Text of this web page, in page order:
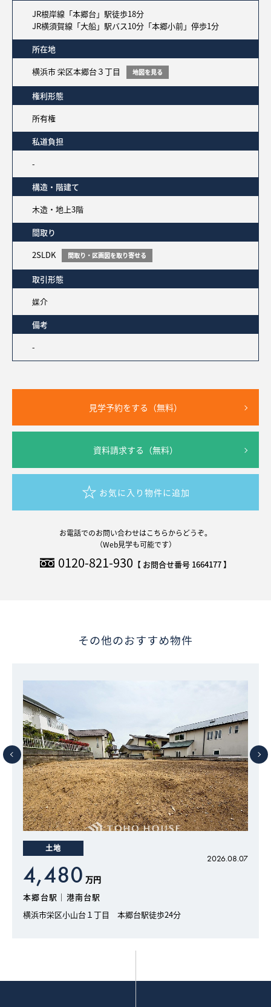
JR根岸線「本郷台」駅徒歩18分
JR横須賀線「大船」駅バス10分「本郷小前」停歩1分
所在地
横浜市 栄区本郷台３丁目
地図を見る
権利形態
所有権
私道負担
-
構造・階建て
木造・地上3階
間取り
2SLDK
間取り・区画図を取り寄せる
取引形態
媒介
備考
-
見学予約をする（無料）
資料請求する（無料）
お気に入り物件に追加
お電話でのお問い合わせはこちらからどうぞ。
（Web見学も可能です）
0120-821-930 【 お問合せ番号 1664177 】
その他のおすすめ物件
土地
2026.08.07
4,480 万円
本郷台駅｜港南台駅
横浜市栄区小山台１丁目 本郷台駅徒歩24分